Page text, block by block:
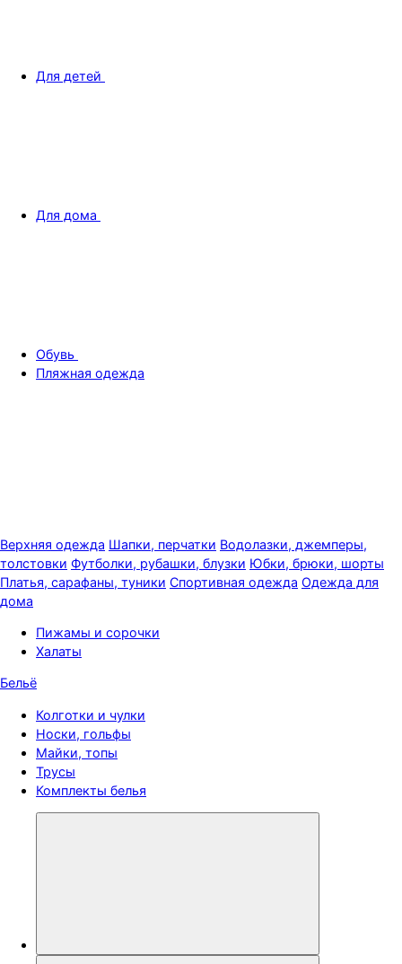
Для детей
Для дома
Обувь
Пляжная одежда
Верхняя одежда Шапки, перчатки Водолазки, джемперы,
толстовки Футболки, рубашки, блузки Юбки, брюки, шорты
Платья, сарафаны, туники Спортивная одежда Одежда для
дома
Пижамы и сорочки
Халаты
Бельё
Колготки и чулки
Носки, гольфы
Майки, топы
Трусы
Комплекты белья